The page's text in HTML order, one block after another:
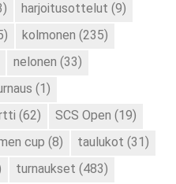
harjoitusottelut (9)
kolmonen (235)
nelonen (33)
(1)
(62) SCS Open (19)
cup (8) taulukot (31)
turnaukset (483)